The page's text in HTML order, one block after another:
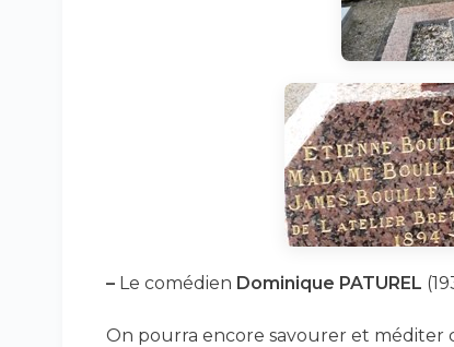
– Le comédien Dominique PATUREL
On pourra encore savourer et méditer